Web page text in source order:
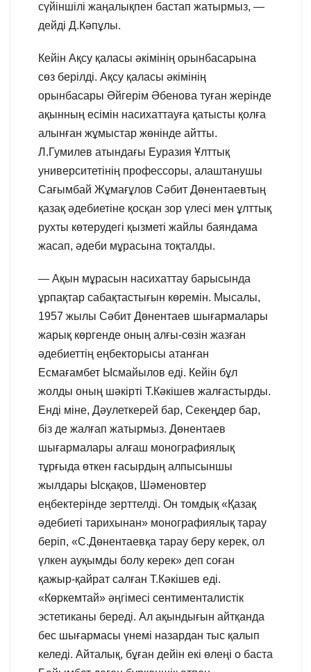
сүйіншілі жаңалықпен бастап жатырмыз, —
дейді Д.Кәпұлы.
Кейін Ақсу қаласы әкімінің орынбасарына
сөз берілді. Ақсу қаласы әкімінің
орынбасары Әйгерім Әбенова туған жерінде
ақынның есімін насихаттауға қатысты қолға
алынған жұмыстар жөнінде айтты.
Л.Гумилев атындағы Еуразия Ұлттық
университетінің профессоры, алаштанушы
Сағымбай Жұмағұлов Сәбит Дөнентаевтың
қазақ әдебиетіне қосқан зор үлесі мен ұлттық
рухты көтерудегі қызметі жайлы баяндама
жасап, әдеби мұрасына тоқталды.
— Ақын мұрасын насихаттау барысында
ұрпақтар сабақтастығын көремін. Мысалы,
1957 жылы Сәбит Дөнентаев шығармалары
жарық көргенде оның алғы-сөзін жазған
әдебиеттің еңбекторысы атанған
Есмағамбет Ысмайылов еді. Кейін бұл
жолды оның шәкірті Т.Кәкішев жалғастырды.
Енді міне, Дәулеткерей бар, Секеңдер бар,
біз де жалғап жатырмыз. Дөнентаев
шығармалары алғаш монографиялық
тұрғыда өткен ғасырдың алпысыншы
жылдары Ысқақов, Шәменовтер
еңбектерінде зерттелді. Он томдық «Қазақ
әдебиеті тарихынан» монографиялық тарау
беріп, «С.Дөнентаевқа тарау беру керек, ол
үлкен ауқымды болу керек» деп соған
қажыр-қайрат салған Т.Кәкішев еді.
«Көркемтай» әңгімесі сентименталистік
эстетиканы береді. Ал ақындығын айтқанда
бес шығармасы үнемі назардан тыс қалып
келеді. Айталық, бұған дейін екі өлеңі о баста